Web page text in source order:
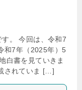
。 今回は、令和7
和7年（2025年）5
白書を見ていきま
されていま […]